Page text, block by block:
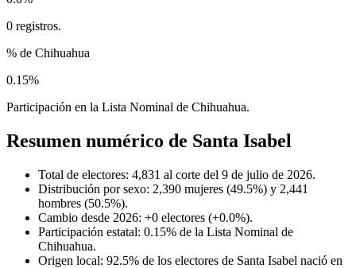
0 registros.
% de Chihuahua
0.15%
Participación en la Lista Nominal de Chihuahua.
Resumen numérico de Santa Isabel
Total de electores: 4,831 al corte del 9 de julio de 2026.
Distribución por sexo: 2,390 mujeres (49.5%) y 2,441
hombres (50.5%).
Cambio desde 2026: +0 electores (+0.0%).
Participación estatal: 0.15% de la Lista Nominal de
Chihuahua.
Origen local: 92.5% de los electores de Santa Isabel nació en